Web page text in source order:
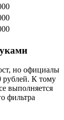
но официалы
рублей. К тому
выполняется
фильтра